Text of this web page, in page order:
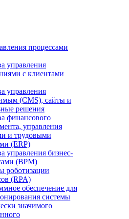
процессами
управления
с клиентами
управления
(CMS), сайты и
решения
финансового
управления
и трудовыми
(ERP)
управления бизнес-
(BPM)
роботизации
(RPA)
обеспечение для
системы
значимого